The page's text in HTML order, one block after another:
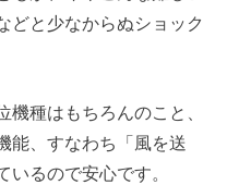
と少なからぬショック
機種はもちろんのこと、
能、すなわち「風を送
いるので安心です。